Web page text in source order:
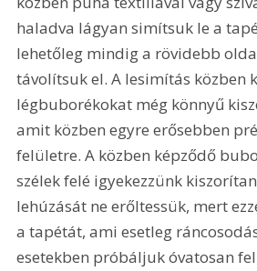
haladva lágyan simítsuk le a
lehetőleg mindig a rövidebb
távolítsuk el. A lesimítás közben
légbuborékokat még könnyű
amit közben egyre erősebben
felületre. A közben képződő
szélek felé igyekezzünk
lehúzását ne erőltessük, mert
a tapétát, ami esetleg
esetekben próbáljuk óvatosan